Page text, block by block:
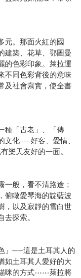
元。那面火紅的國
建築、花草、鄂圖曼
色彩印象。萊拉運
不同色彩背後的意味
及社會寫實，使全書
種「古老」、「傳
文化──好客、愛情、
樂天友好的一面。
一般，看不清路途；
俯瞰愛琴海的靛藍波
，以及寂靜的雪白世
探索。
」──這是土耳其人的
如土耳其人愛好的大
咪的方式⋯⋯萊拉將